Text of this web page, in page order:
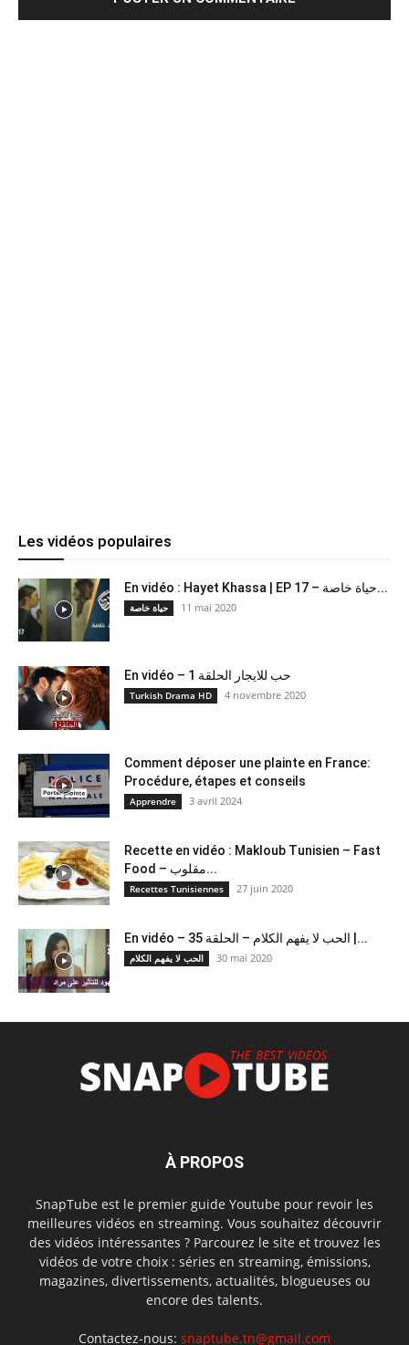
Les vidéos populaires
En vidéo : Hayet Khassa | EP 17 – حياة خاصة...
حياة خاصة 11 mai 2020
En vidéo – حب للايجار الحلقة 1
Turkish Drama HD 4 novembre 2020
Comment déposer une plainte en France:
Procédure, étapes et conseils
Apprendre 3 avril 2024
Recette en vidéo : Makloub Tunisien – Fast
Food – مقلوب...
Recettes Tunisiennes 27 juin 2020
En vidéo – الحب لا يفهم الكلام – الحلقة 35 |...
الحب لا يفهم الكلام 30 mai 2020
À PROPOS
SnapTube est le premier guide Youtube pour revoir les
meilleures vidéos en streaming. Vous souhaitez découvrir
des vidéos intéressantes ? Parcourez le site et trouvez les
vidéos de votre choix : séries en streaming, émissions,
magazines, divertissements, actualités, blogueuses ou
encore des talents.
Contactez-nous: snaptube.tn@gmail.com